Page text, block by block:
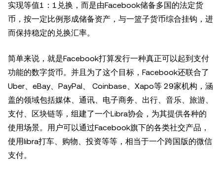
实现等值1：1兑换，而是由Facebook储备多国的法定货
币，按一定比例形成储备资产，与一篮子货币综合挂钩，进
而保持稳定的兑换汇率。
简单来说，就是Facebook打算发行一种真正可以起到支付
功能的数字货币。并且为了这个目标，Facebook还联合了
Uber、eBay、PayPal、 Coinbase、Xapo等 29家机构，涵
盖的领域包括媒体、通讯、电子商务、出行、音乐、旅游、
支付、区块链等，组建了一个Libra协会，为其提供各种的
使用场景。用户可以通过Facebook旗下的各类社交产品，
使用libra打车、购物、投资等等，相当于一个跨国版的微信
支付。